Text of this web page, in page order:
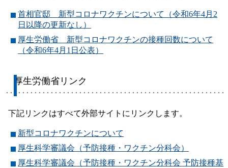
首相官邸 新型コロナワクチンについて（令和6年4月2
日以降の更新なし）
厚生労働省 新型コロナワクチンの接種回数について
（令和6年4月1日公表）
厚生労働省リンク
下記リンクはすべて外部サイトにリンクします。
新型コロナワクチンについて
厚生科学審議会（予防接種・ワクチン分科会）
厚生科学審議会（予防接種・ワクチン分科会 予防接種基